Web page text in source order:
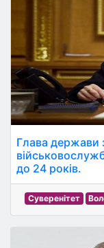
Глава держави
до 24 років.
Суверенітет